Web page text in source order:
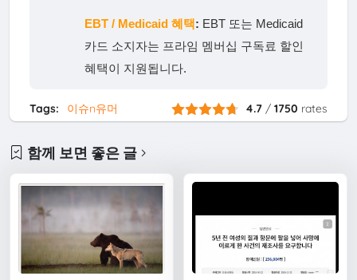
EBT / Medicaid 혜택: EBT 또는 Medicaid
카드 소지자는 프라임 멤버십 구독료 할인
혜택이 지원됩니다.
Tags: 이슈n유머 4.7 /1750 rates
함께 보면 좋은 글